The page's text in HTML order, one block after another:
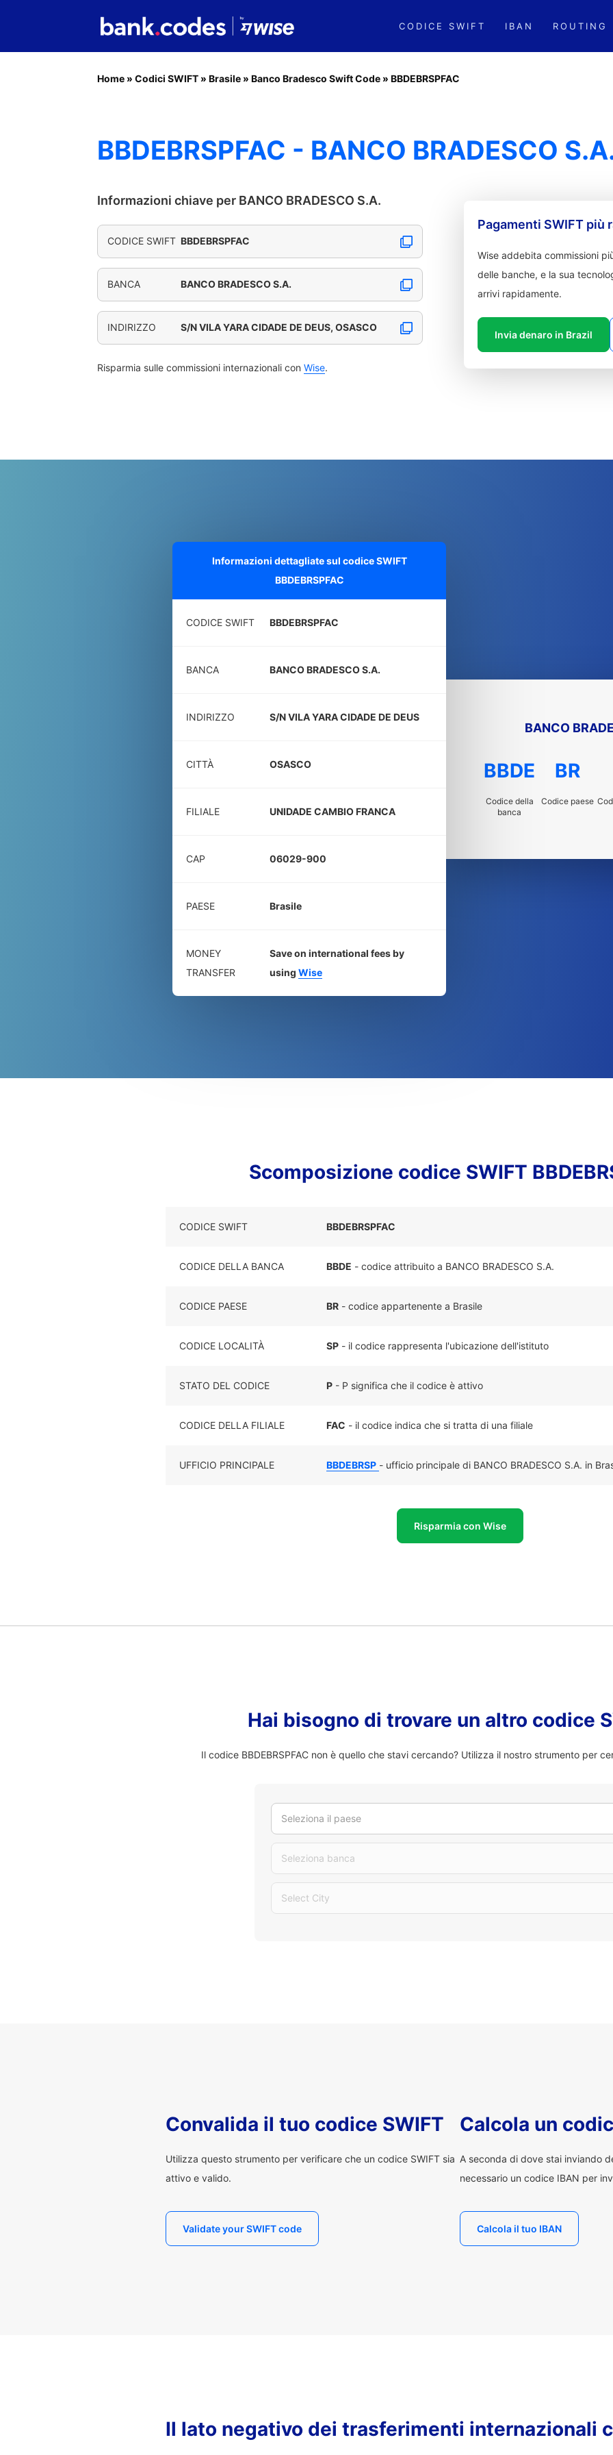
CODICE SWIFT IBAN ROUTING
Home » Codici SWIFT » Brasile » Banco Bradesco Swift Code » BBDEBRSPFAC
BBDEBRSPFAC - BANCO BRADESCO
Informazioni chiave per BANCO BRADESCO S.A.
CODICE SWIFT BBDEBRSPFAC
BANCA BANCO BRADESCO S.A.
INDIRIZZO S/N VILA YARA CIDADE DE DEUS, OSASCO
Risparmia sulle commissioni internazionali con Wise.
Pagamenti SWIFT più
Wise addebita commissioni
delle banche, e la sua
arrivi rapidamente.
Invia denaro in Brazil
Informazioni dettagliate sul codice SWIFT
BBDEBRSPFAC
CODICE SWIFT BBDEBRSPFAC
BANCA BANCO BRADESCO S.A.
INDIRIZZO S/N VILA YARA CIDADE DE DEUS
CITTÀ OSASCO
FILIALE UNIDADE CAMBIO FRANCA
CAP 06029-900
PAESE Brasile
MONEY
TRANSFER
Save on international fees by
using Wise
BANCO
BBDE
Codice della
banca
BR
Codice paese
Scomposizione codice SWIFT
CODICE SWIFT BBDEBRSPFAC
CODICE DELLA BANCA BBDE - codice attribuito a BANCO BRADESCO S.A.
CODICE PAESE BR - codice appartenente a Brasile
CODICE LOCALITÀ SP - il codice rappresenta l'ubicazione dell'istituto
STATO DEL CODICE P - P significa che il codice è attivo
CODICE DELLA FILIALE FAC - il codice indica che si tratta di una filiale
UFFICIO PRINCIPALE BBDEBRSP - ufficio principale di BANCO BRADESCO S.A. in
Risparmia con Wise
Hai bisogno di trovare un altro codice
Il codice BBDEBRSPFAC non è quello che stavi cercando? Utilizza il nostro strumento per
Seleziona il paese
Seleziona banca
Select City
Convalida il tuo codice SWIFT
Utilizza questo strumento per verificare che un codice SWIFT sia
attivo e valido.
Validate your SWIFT code
Calcola un
A seconda di dove stai inviando
necessario un codice IBAN per
Calcola il tuo IBAN
Il lato negativo dei trasferimenti internazionali